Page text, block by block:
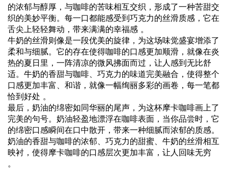
的浓郁与醇厚，与咖啡的苦味相互交织，形成了一种苦甜交
织的美妙平衡。每一口都能感受到巧克力的丝滑质感，它在
舌尖上轻轻舞动，带来满满的幸福感 。
牛奶的丝滑则像是一段优美的旋律，为这场味觉盛宴增添了
柔和与细腻。它的存在使得咖啡的口感更加顺滑，就像在炎
热的夏日里，一阵清凉的微风拂面而过，让人感到无比舒
适。牛奶的香甜与咖啡、巧克力的味道完美融合，使得整个
口感更加丰富、和谐，就像一幅绚丽多彩的画卷，每一笔都
恰到好处 。
最后，奶油的绵密如同华丽的尾声，为这杯摩卡咖啡画上了
完美的句号。奶油轻盈地漂浮在咖啡表面，当你品尝时，它
的绵密口感瞬间在口中散开，带来一种细腻而浓郁的质感。
奶油的香甜与咖啡的浓郁、巧克力的甜蜜、牛奶的丝滑相互
映衬，使得摩卡咖啡的口感层次更加丰富，让人回味无穷
。